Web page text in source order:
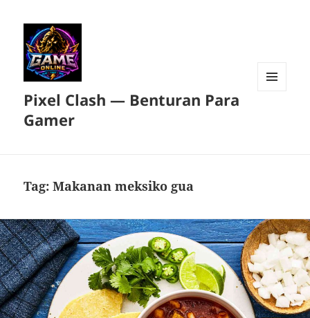
Pixel Clash — Benturan Para
Gamer
Tag:Makanan meksiko gua